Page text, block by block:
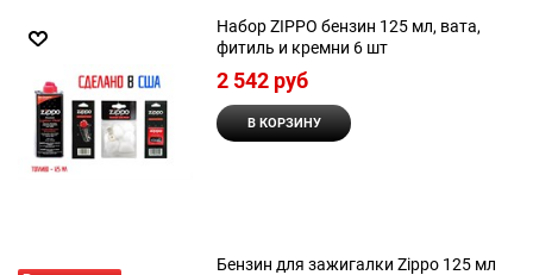
Набор ZIPPO бензин 125 мл, вата,
фитиль и кремни 6 шт
2 542 руб
В КОРЗИНУ
Бензин для зажигалки Zippo 125 мл